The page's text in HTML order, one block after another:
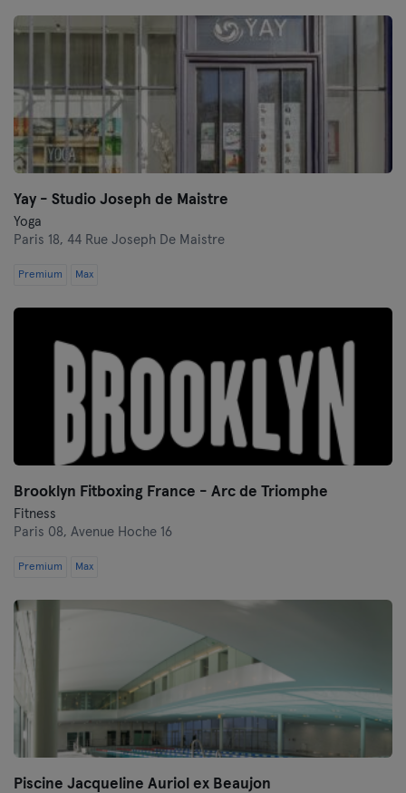
Yay - Studio Joseph de Maistre
Yoga
Paris 18, 44 Rue Joseph De Maistre
Premium Max
Brooklyn Fitboxing France - Arc de Triomphe
Fitness
Paris 08, Avenue Hoche 16
Premium Max
Piscine Jacqueline Auriol ex Beaujon